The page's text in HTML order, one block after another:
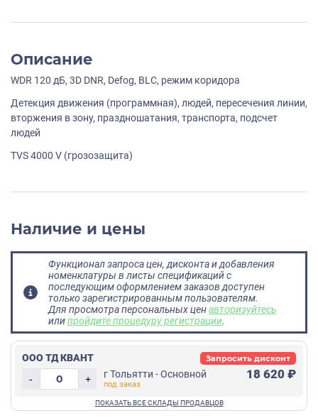
Описание
WDR 120 дБ, 3D DNR, Defog, BLC, режим коридора
Детекция движения (программная), людей, пересечения линии,
вторжения в зону, праздношатания, транспорта, подсчет
людей
TVS 4000 V (грозозащита)
Наличие и цены
Функционал запроса цен, дисконта и добавления
номенклатуры в листы спецификаций с
последующим оформлением заказов доступен
только зарегистрированным пользователям.
Для просмотра персональных ценавторизуйтесь
илипройдите процедуру регистрации.
ООО ТД КВАНТ
-
+ г Тольятти - Основной 18 620 ₽
Запросить дисконт